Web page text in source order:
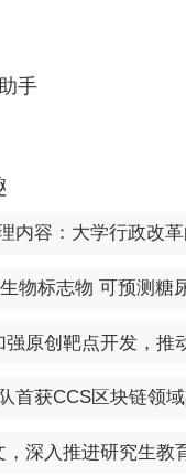
手
内容：大学行政改
强原创靶点开发，推
首获CCS区块链领
，深入推进研究生教